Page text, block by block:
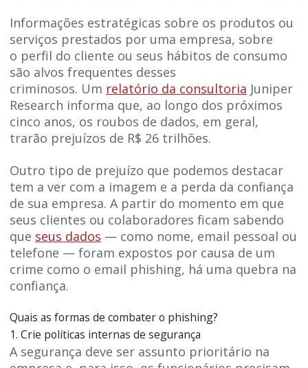
Informações estratégicas sobre os produtos ou
serviços prestados por uma empresa, sobre
o perfil do cliente ou seus hábitos de consumo
são alvos frequentes desses
criminosos. Um relatório da consultoria Juniper
Research informa que, ao longo dos próximos
cinco anos, os roubos de dados, em geral,
trarão prejuízos de R$ 26 trilhões.
Outro tipo de prejuízo que podemos destacar
tem a ver com a imagem e a perda da confiança
de sua empresa. A partir do momento em que
seus clientes ou colaboradores ficam sabendo
que seus dados — como nome, email pessoal ou
telefone — foram expostos por causa de um
crime como o email phishing, há uma quebra na
confiança.
Quais as formas de combater o phishing?
1. Crie políticas internas de segurança
A segurança deve ser assunto prioritário na